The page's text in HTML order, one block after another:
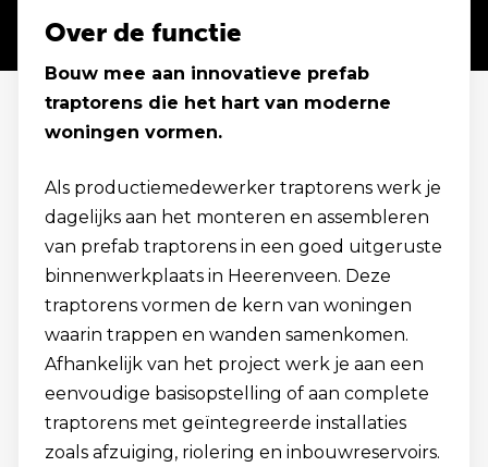
Over de functie
Bouw mee aan innovatieve prefab
traptorens die het hart van moderne
woningen vormen.
Als productiemedewerker traptorens werk je
dagelijks aan het monteren en assembleren
van prefab traptorens in een goed uitgeruste
binnenwerkplaats in Heerenveen. Deze
traptorens vormen de kern van woningen
waarin trappen en wanden samenkomen.
Afhankelijk van het project werk je aan een
eenvoudige basisopstelling of aan complete
traptorens met geïntegreerde installaties
zoals afzuiging, riolering en inbouwreservoirs.